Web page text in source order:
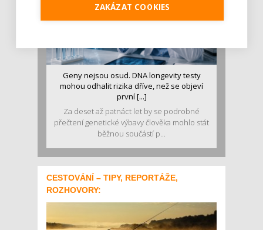
Geny nejsou osud. DNA longevity testy
mohou odhalit rizika dříve, než se objeví
první [...]
Za deset až patnáct let by se podrobné
přečtení genetické výbavy člověka mohlo stát
běžnou součástí p...
CESTOVÁNÍ – TIPY, REPORTÁŽE,
ROZHOVORY:
ZAKÁZAT COOKIES